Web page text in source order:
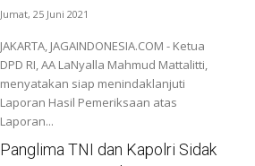
Jumat, 25 Juni 2021
JAKARTA, JAGAINDONESIA.COM - Ketua
DPD RI, AA LaNyalla Mahmud Mattalitti,
menyatakan siap menindaklanjuti
Laporan Hasil Pemeriksaan atas
Laporan...
Panglima TNI dan Kapolri Sidak